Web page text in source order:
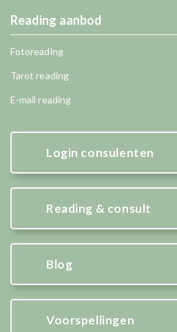
Reading aanbod
Fotoreading
Tarot reading
E-mail reading
Login consulenten
Reading & consult
Blog
Voorspellingen